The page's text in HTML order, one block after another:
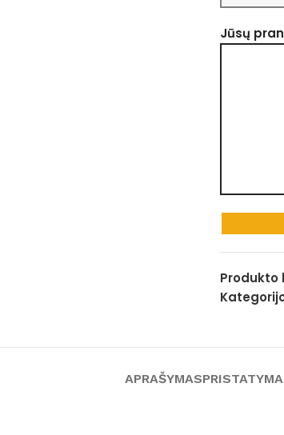
Jūsų
Produkto
APRAŠYMAS